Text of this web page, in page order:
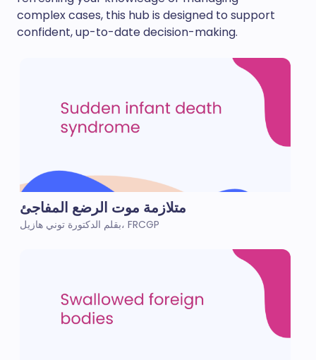
complex cases, this hub is designed to support
confident, up-to-date decision-making.
متلازمة موت الرضع المفاجئ
بقلم الدكتورة توني هازيل، FRCGP